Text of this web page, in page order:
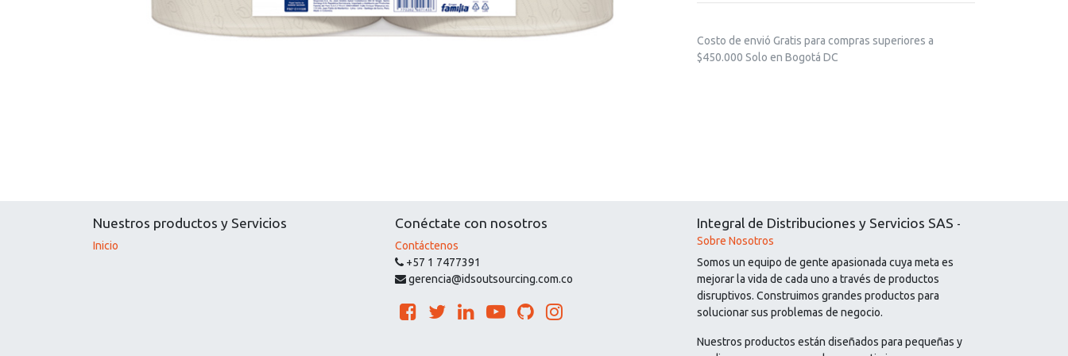
Costo de envió Gratis para compras superiores a
$450.000 Solo en Bogotá DC
Nuestros productos y Servicios
Inicio
Conéctate con nosotros
Contáctenos
+57 1 7477391
gerencia@idsoutsourcing.com.co
Integral de Distribuciones y Servicios SAS -
Sobre Nosotros
Somos un equipo de gente apasionada cuya meta es
mejorar la vida de cada uno a través de productos
disruptivos. Construimos grandes productos para
solucionar sus problemas de negocio.
Nuestros productos están diseñados para pequeñas y